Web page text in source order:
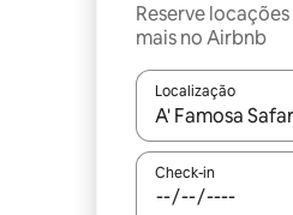
Reserve
mais no Airbnb
Localização
Quando os
Check-in